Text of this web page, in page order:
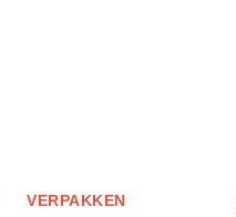
VERPAKKEN